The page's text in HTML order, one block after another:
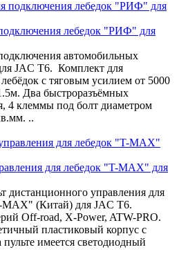
лебедок "РИФ" для
автомобильных
JAC T6. Комплект для
с тяговым усилием от 5000
Два быстроразъёмных
4 клеммы под болт диаметром
..
для лебедок "T-MAX" для
дистанционного управления для
MAX" (Китай) для JAC T6.
Off-road, X-Power, ATW-PRO.
пластиковый корпус с
имеется светодиодный